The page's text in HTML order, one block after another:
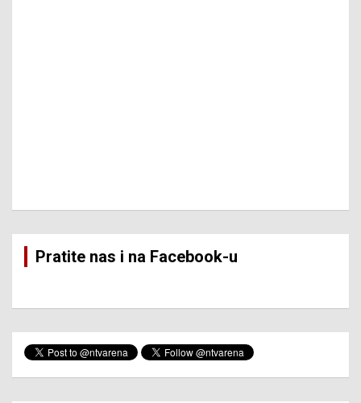
Pratite nas i na Facebook-u